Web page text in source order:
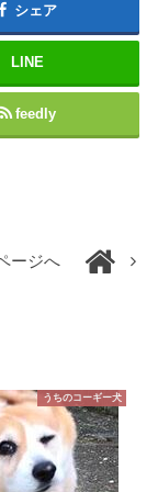
シェア
LINE
feedly
ージへ
うちのコーギー犬